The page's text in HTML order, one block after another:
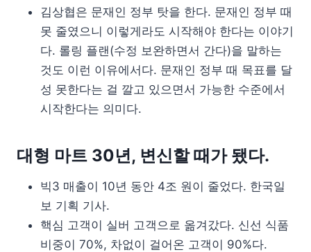
김상협은 문재인 정부 탓을 한다. 문재인 정부 때
못 줄였으니 이렇게라도 시작해야 한다는 이야기
다. 롤링 플랜(수정 보완하면서 간다)을 말하는
것도 이런 이유에서다. 문재인 정부 때 목표를 달
성 못한다는 걸 깔고 있으면서 가능한 수준에서
시작한다는 의미다.
대형 마트 30년, 변신할 때가 됐다.
빅3 매출이 10년 동안 4조 원이 줄었다. 한국일
보 기획 기사.
핵심 고객이 실버 고객으로 옮겨갔다. 신선 식품
비중이 70%, 차없이 걸어온 고객이 90%다.